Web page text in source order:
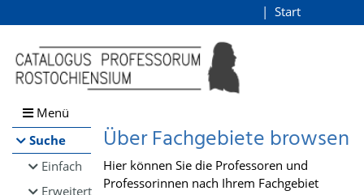
Browsen
direkt zum Inhalt
Start
Menü
Suche
Einfach
Erweitert
Über Fachgebiete browsen
Hier können Sie die Professoren und
Professorinnen nach Ihrem Fachgebiet